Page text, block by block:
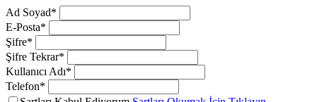
Ad Soyad*
E-Posta*
Şifre*
Şifre Tekrar*
Kullanıcı Adı*
Telefon*